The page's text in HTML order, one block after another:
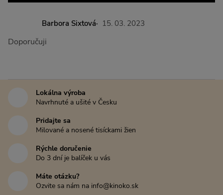
Barbora Sixtová 15. 03. 2023
Doporučuji
Lokálna výroba
Navrhnuté a ušité v Česku
Pridajte sa
Milované a nosené tisíckami žien
Rýchle doručenie
Do 3 dní je balíček u vás
Máte otázku?
Ozvite sa nám na info@kinoko.sk